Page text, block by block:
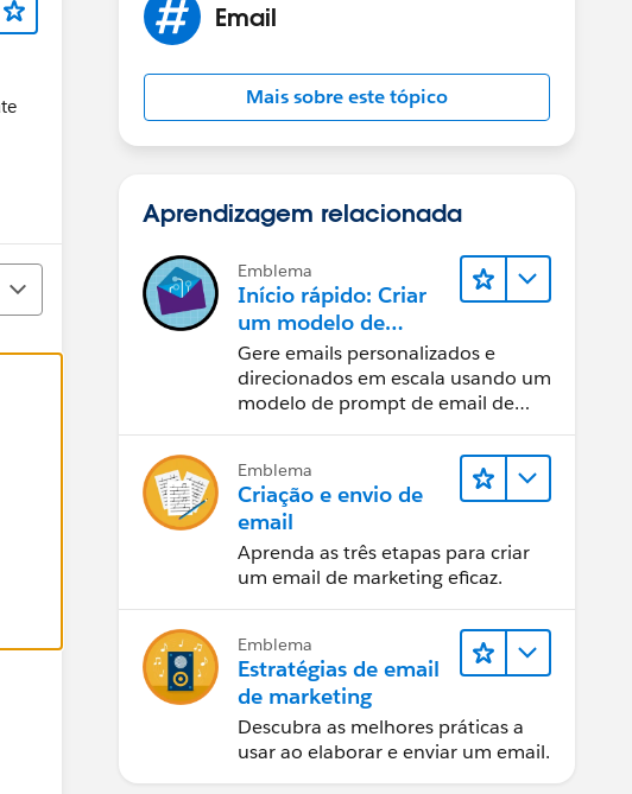
Email
Mais sobre este tópico
Aprendizagem relacionada
Emblema
Início rápido: Criar
um modelo de
prompt de email de
vendas
Gere emails personalizados e
direcionados em escala usando um
modelo de prompt de email de
Emblema
Criação e envio de
email
Aprenda as três etapas para criar
um email de marketing eficaz.
Emblema
Estratégias de email
de marketing
Descubra as melhores práticas a
usar ao elaborar e enviar um email.